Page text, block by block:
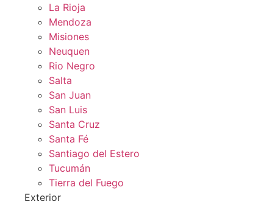
La Rioja
Mendoza
Misiones
Neuquen
Rio Negro
Salta
San Juan
San Luis
Santa Cruz
Santa Fé
Santiago del Estero
Tucumán
Tierra del Fuego
Exterior